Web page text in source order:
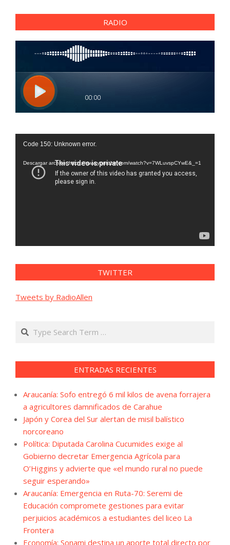
RADIO
Reproductor
vídeo
Code 150: Unknown error.
Descargar archivo: https://www.youtube.com/watch?v=7WLuvspCYwE&_=1
TWITTER
Tweets by RadioAllen
Search
ENTRADAS RECIENTES
Araucanía: Sofo entregó 6 mil kilos de avena forrajera
a agricultores damnificados de Carahue
Japón y Corea del Sur alertan de misil balístico
norcoreano
Política: Diputada Carolina Cucumides exige al
Gobierno decretar Emergencia Agrícola para
O’Higgins y advierte que «el mundo rural no puede
seguir esperando»
Araucanía: Emergencia en Ruta-70: Seremi de
Educación compromete gestiones para evitar
perjuicios académicos a estudiantes del liceo La
Frontera
Economía: Sonami destina un aporte total directo por